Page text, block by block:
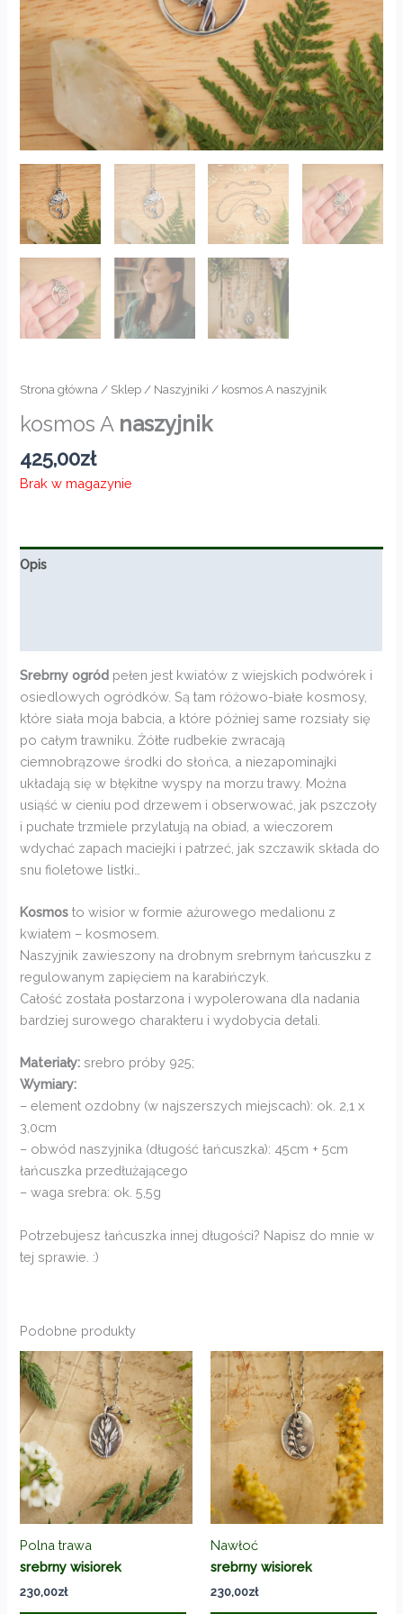
Strona główna / Sklep / Naszyjniki / kosmos A naszyjnik
kosmos A naszyjnik
425,00zł
Brak w magazynie
Opis
Srebrny ogród pełen jest kwiatów z wiejskich podwórek i
osiedlowych ogródków. Są tam różowo-białe kosmosy,
które siała moja babcia, a które później same rozsiały się
po całym trawniku. Żółte rudbekie zwracają
ciemnobrązowe środki do słońca, a niezapominajki
układają się w błękitne wyspy na morzu trawy. Można
usiąść w cieniu pod drzewem i obserwować, jak pszczoły
i puchate trzmiele przylatują na obiad, a wieczorem
wdychać zapach maciejki i patrzeć, jak szczawik składa do
snu fioletowe listki…
Kosmos to wisior w formie ażurowego medalionu z
kwiatem – kosmosem.
Naszyjnik zawieszony na drobnym srebrnym łańcuszku z
regulowanym zapięciem na karabińczyk.
Całość została postarzona i wypolerowana dla nadania
bardziej surowego charakteru i wydobycia detali.
Materiały: srebro próby 925;
Wymiary:
– element ozdobny (w najszerszych miejscach): ok. 2,1 x
3,0cm
– obwód naszyjnika (długość łańcuszka): 45cm + 5cm
łańcuszka przedłużającego
– waga srebra: ok. 5,5g
Potrzebujesz łańcuszka innej długości? Napisz do mnie w
tej sprawie. :)
Podobne produkty
Polna trawa
srebrny wisiorek
230,00zł
Nawłoć
srebrny wisiorek
230,00zł